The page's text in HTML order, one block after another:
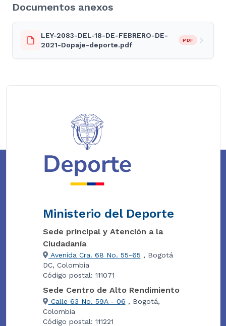
Documentos anexos
LEY-2083-DEL-18-DE-FEBRERO-DE-
2021-Dopaje-deporte.pdf
PDF
Ministerio del Deporte
Sede principal y Atención a la
Ciudadanía
Avenida Cra. 68 No. 55-65 , Bogotá
DC, Colombia
Código postal: 111071
Sede Centro de Alto Rendimiento
Calle 63 No. 59A - 06 , Bogotá,
Colombia
Código postal: 111221